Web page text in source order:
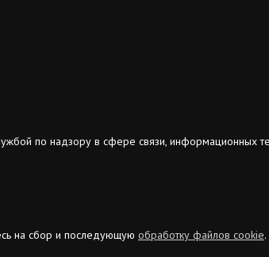
по надзору в сфере связи, информационных
на сбор и последующую обработку файлов cookie.